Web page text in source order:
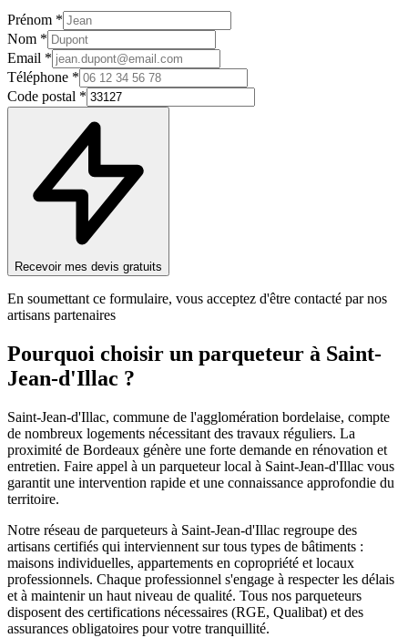
Prénom *
Nom *
Email *
Téléphone *
Code postal *
Recevoir mes devis gratuits
En soumettant ce formulaire, vous acceptez d'être contacté par nos
artisans partenaires
Pourquoi choisir un parqueteur à Saint-
Jean-d'Illac ?
Saint-Jean-d'Illac, commune de l'agglomération bordelaise, compte
de nombreux logements nécessitant des travaux réguliers. La
proximité de Bordeaux génère une forte demande en rénovation et
entretien. Faire appel à un parqueteurlocal à Saint-Jean-d'Illac vous
garantit une intervention rapide et une connaissance approfondie du
territoire.
Notre réseau de parqueteurs à Saint-Jean-d'Illac regroupe des
artisans certifiés qui interviennent sur tous types de bâtiments :
maisons individuelles, appartements en copropriété et locaux
professionnels. Chaque professionnel s'engage à respecter les délais
et à maintenir un haut niveau de qualité. Tous nos parqueteurs
disposent des certifications nécessaires (RGE, Qualibat) et des
assurances obligatoires pour votre tranquillité.